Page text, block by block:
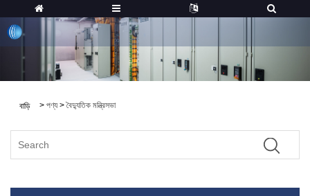
বাড়ি > পণ্য>বৈদ্যুতিক মন্ত্রিসভা